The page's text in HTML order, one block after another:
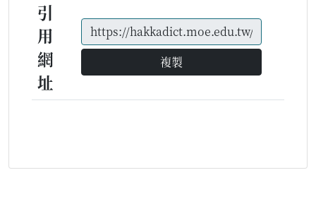
引
用
網
址
複製